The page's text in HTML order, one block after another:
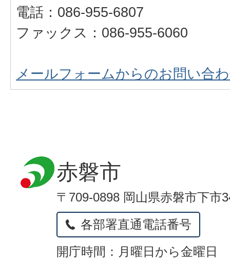
電話：086-955-6807
ファックス：086-955-6060
メールフォームからのお問い合
赤磐市
〒709-0898 岡山県赤磐市下市
各部署直通電話番号
開庁時間：月曜日から金曜日